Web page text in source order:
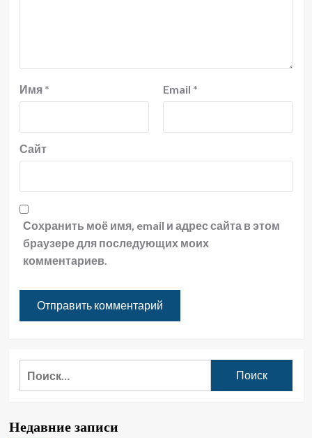
Имя * Email *
Сайт
Сохранить моё имя, email и адрес сайта в этом
браузере для последующих моих
комментариев.
Недавние записи